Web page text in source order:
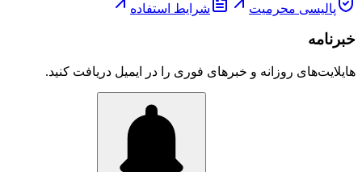
پالیسی محرمیت شرایط استفاده
خبرنامه
هایلایت‌های روزانه و خبرهای فوری را در ایمیل دریافت کنید.